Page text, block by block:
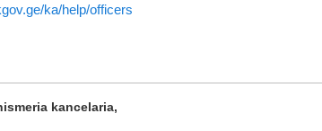
ka/help/officers
kancelaria,